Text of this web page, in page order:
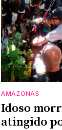
AMAZONAS
Idoso
atingido